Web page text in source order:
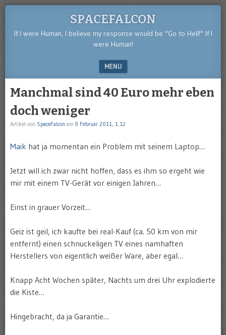
SPACEFALCON
If I were Human, I believe my response would be "Go to Hell!" If I
were Human!
MENU
Manchmal sind 40 Euro mehr eben
doch weniger
Artikel von SpaceFalcon am 9 Februar 2011, 1:12
Maik hat ja momentan ein Problem mit seinem Laptop…
Jetzt will ich zwar nicht hoffen, dass es ihm so ergeht wie
mir mit einem TV-Gerät vor einigen Jahren…
Einst in grauer Vorzeit…
Geiz ist geil, ich kaufte bei real-Kauf (ca. 50 km von mir
entfernt) einen schnuckeligen TV eines namhaften
Herstellers von eigentlich weißer Ware, aber egal…
Knapp Acht Wochen später, Nachts um drei Uhr explodierte
die Kiste…
Hingebracht, da ja Garantie…